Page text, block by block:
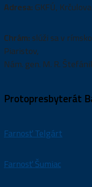
Adresa: GKFÚ,
Chrám: slúži sa v
Piaristov,
Nám. gen. M. R.
Protopresbyterát
Farnosť Telgárt
Farnosť Šumiac